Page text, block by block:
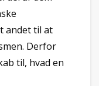
andet til at
Derfor
til, hvad en